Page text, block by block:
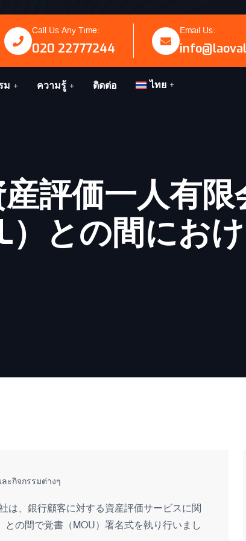
Call Us Any Time:
020 22777244
Email Us:
ม ความรู้ ติดต่อ ไทย
評価一人有
）との間にお
ะกิจกรรมต่างๆ
は、銀行顧客に対する資産評価サービスに関
の間で覚書（MOU）署名式を執り行いまし